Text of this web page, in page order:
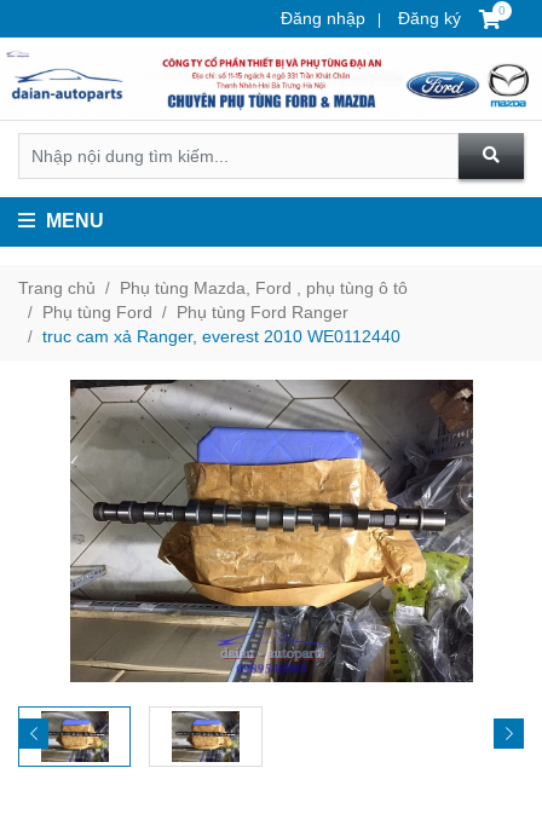
Đăng nhập Đăng ký 0
MENU
Trang chủ
Phụ tùng Mazda, Ford , phụ tùng ô tô
Phụ tùng Ford
Phụ tùng Ford Ranger
truc cam xả Ranger, everest 2010 WE0112440